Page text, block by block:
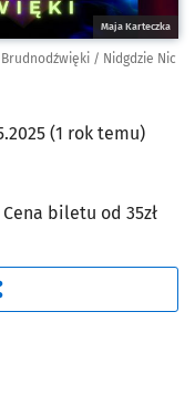
Maja Karteczka
/ Nidgdzie Nic
(1 rok temu)
biletu od 35zł